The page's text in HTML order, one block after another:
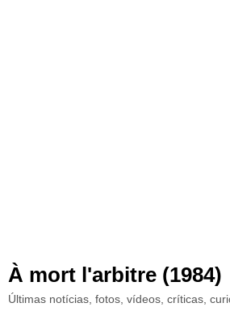
À mort l'arbitre (1984)
Últimas notícias, fotos, vídeos, críticas,